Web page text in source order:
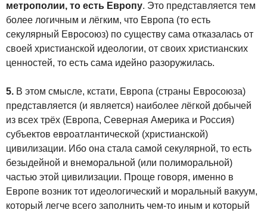
метрополии, то есть Европу. Это представляется тем
более логичным и лёгким, что Европа (то есть
секулярный Евросоюз) по существу сама отказалась от
своей христианской идеологии, от своих христианских
ценностей, то есть сама идейно разоружилась.
5. В этом смысле, кстати, Европа (страны Евросоюза)
представляется (и является) наиболее лёгкой добычей
из всех трёх (Европа, Северная Америка и Россия)
субъектов евроатлантической (христианской)
цивилизации. Ибо она стала самой секулярной, то есть
безыдейной и внеморальной (или полиморальной)
частью этой цивилизации. Проще говоря, именно в
Европе возник тот идеологический и моральный вакуум,
который легче всего заполнить чем-то иным и который